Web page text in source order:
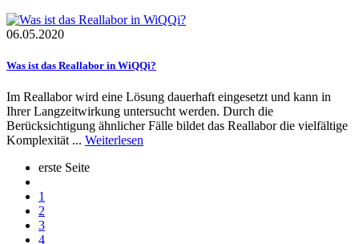
06.05.2020
Was ist das Reallabor in WiQQi?
Im Reallabor wird eine Lösung dauerhaft eingesetzt und kann in
Ihrer Langzeitwirkung untersucht werden. Durch die
Berücksichtigung ähnlicher Fälle bildet das Reallabor die vielfältige
Komplexität ... Weiterlesen
erste Seite
1
2
3
4